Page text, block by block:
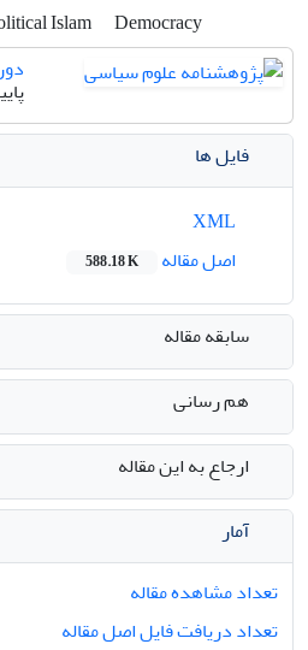
Islam
Democracy
پاییز
فایل ها
اصل مقاله
588.18 K
سابقه مقاله
هم رسانی
ارجاع به این مقاله
آمار
تعداد مشاهده مقاله
تعداد دریافت فایل اصل مقاله